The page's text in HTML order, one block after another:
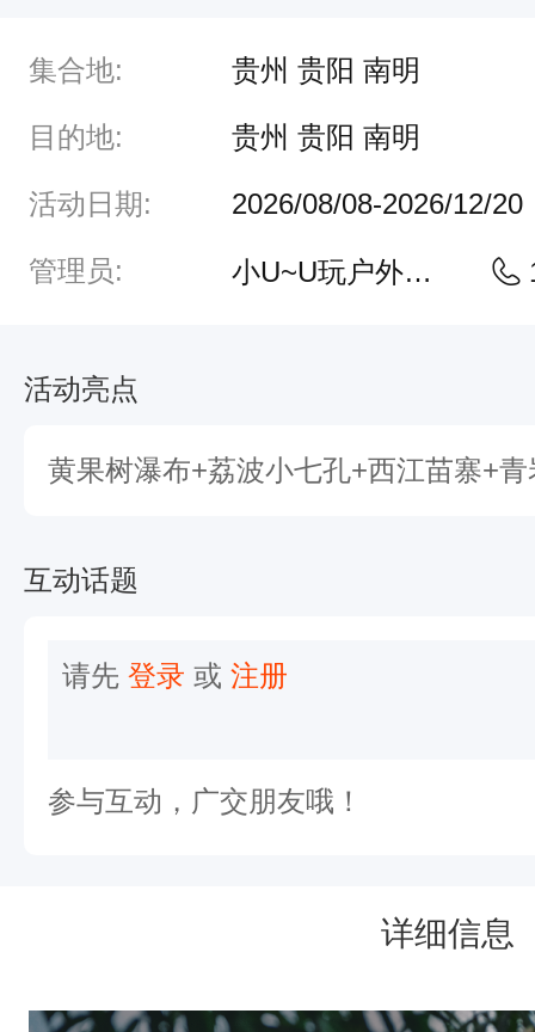
集合地: 贵州 贵阳 南明
目的地: 贵州 贵阳 南明
活动日期: 2026/08/08-2026/12/20
管理员: 小U~U玩户外客服
活动亮点
黄果树瀑布+荔波小七孔+西江苗寨+
互动话题
请先 登录 或 注册
参与互动，广交朋友哦！
详细信息